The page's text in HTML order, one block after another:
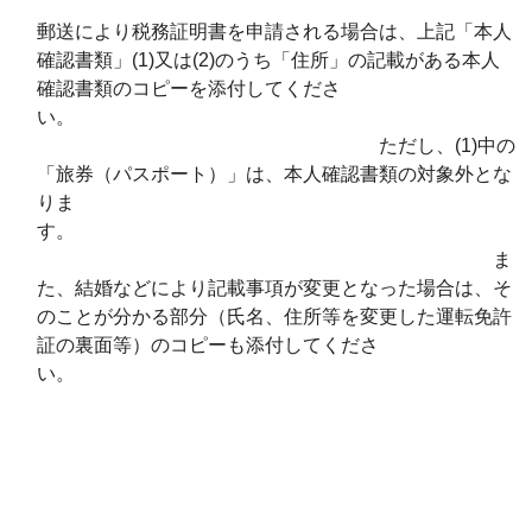
郵送により税務証明書を申請される場合は、上記「本人
確認書類」(1)又は(2)のうち「住所」の記載がある本人
確認書類のコピーを添付してくださ
い。
ただし、(1)中の
「旅券（パスポート）」は、本人確認書類の対象外とな
りま
す。
ま
た、結婚などにより記載事項が変更となった場合は、そ
のことが分かる部分（氏名、住所等を変更した運転免許
証の裏面等）のコピーも添付してくださ
い。